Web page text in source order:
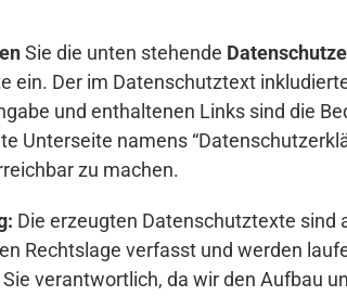
Sie die unten stehende
ein. Der im Datenschutztext
und enthaltenen Links sind die
Unterseite namens
zu machen.
Die erzeugten Datenschutztexte sind
Rechtslage verfasst und werden
verantwortlich, da wir den Aufbau